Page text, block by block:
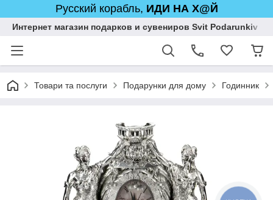
Русский корабль, ИДИ НА Х@Й
Интернет магазин подарков и сувениров Svit Podarunkiv
Товари та послуги Подарунки для дому Годинник